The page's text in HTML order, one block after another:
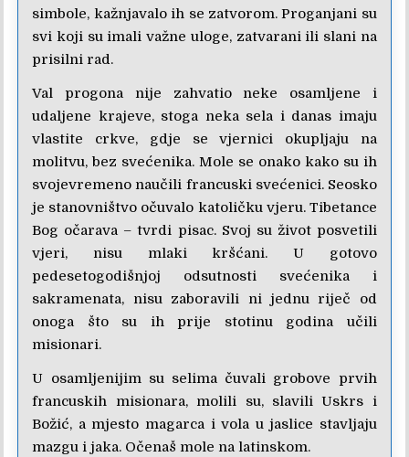
simbole, kažnjavalo ih se zatvorom. Proganjani su
svi koji su imali važne uloge, zatvarani ili slani na
prisilni rad.
Val progona nije zahvatio neke osamljene i
udaljene krajeve, stoga neka sela i danas imaju
vlastite crkve, gdje se vjernici okupljaju na
molitvu, bez svećenika. Mole se onako kako su ih
svojevremeno naučili francuski svećenici. Seosko
je stanovništvo očuvalo katoličku vjeru. Tibetance
Bog očarava – tvrdi pisac. Svoj su život posvetili
vjeri, nisu mlaki kršćani. U gotovo
pedesetogodišnjoj odsutnosti svećenika i
sakramenata, nisu zaboravili ni jednu riječ od
onoga što su ih prije stotinu godina učili
misionari.
U osamljenijim su selima čuvali grobove prvih
francuskih misionara, molili su, slavili Uskrs i
Božić, a mjesto magarca i vola u jaslice stavljaju
mazgu i jaka. Očenaš mole na latinskom.